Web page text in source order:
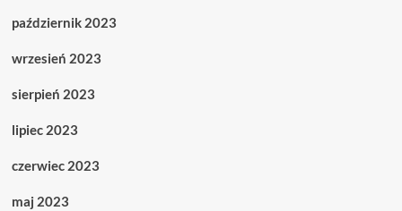
październik 2023
wrzesień 2023
sierpień 2023
lipiec 2023
czerwiec 2023
maj 2023